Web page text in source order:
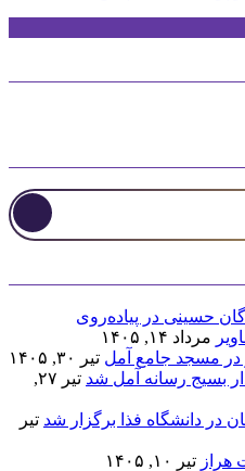
حسینی در پیاده‌روی
مرداد ۱۴, ۱۴۰۵
مسجد جامع آمل تیر ۳۰, ۱۴۰۵
بسیج رسانه آمل شد
تیر ۲۷,
دانشگاه فذا برگزار شد تیر
هراز تیر ۱۰, ۱۴۰۵